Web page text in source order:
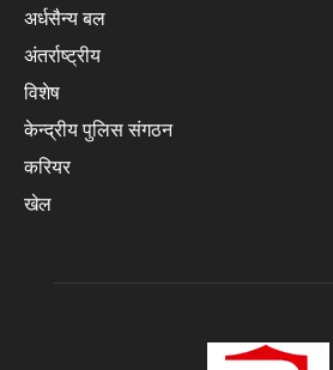
अर्धसैन्य बल
अंतर्राष्ट्रीय
विशेष
केन्द्रीय पुलिस संगठन
करियर
खेल